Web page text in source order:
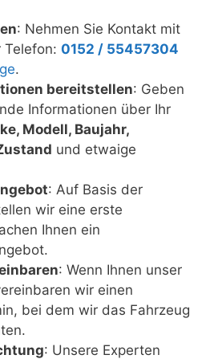
: Nehmen Sie Kontakt mit
Telefon: 0152 / 55457304
.
bereitstellen: Geben
Informationen über Ihr
Modell, Baujahr,
und etwaige
: Auf Basis der
wir eine erste
Ihnen ein
: Wenn Ihnen unser
wir einen
bei dem wir das Fahrzeug
: Unsere Experten